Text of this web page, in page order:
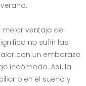
mejor ventaja de
no sufrir las
con un embarazo
incómodo. Así, la
bien el sueño y